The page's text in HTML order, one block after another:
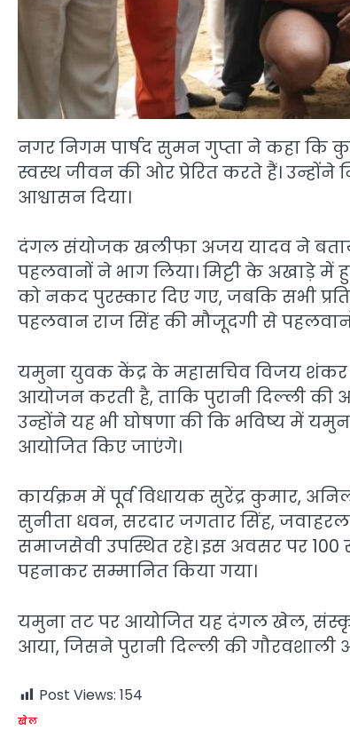
नगर निगम पार्षद सुमन गुप्ता ने कहा
स्वस्थ जीवन की ओर प्रेरित करते हैं।
आश्वासन दिया।
दंगल संयोजक खलीफा अजय यादव ने
पहलवानों ने भाग लिया। मिट्टी के अखाड़े में
को नकद पुरस्कार दिए गए, जबकि सभी
पहलवान राज सिंह की मौजूदगी से
यमुना युवक केंद्र के महासचिव विजय शंकर
आयोजन करती है, ताकि पुरानी दिल्ली की
उन्होंने यह भी घोषणा की कि भविष्य में
आयोजित किए जाएंगे।
कार्यक्रम में पूर्व विधायक सुरेंद्र कुमार,
सुनीता धवन, सरदार जगतार सिंह,
समाजसेवी उपस्थित रहे। इस अवसर पर
पहनाकर सम्मानित किया गया।
यमुना तट पर आयोजित यह दंगल खेल,
आया, जिसने पुरानी दिल्ली की गौरवशाली
Post Views: 154
खेल